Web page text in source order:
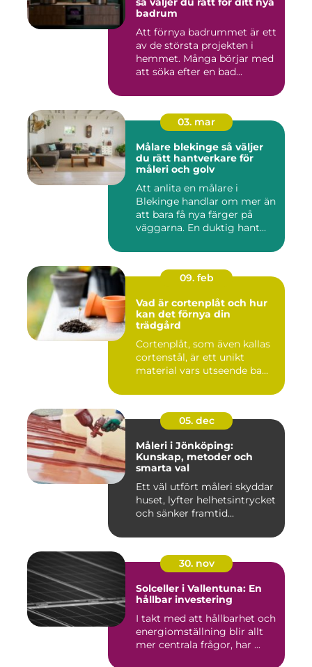
badrum
Att förnya badrummet är ett
av de största projekten i
hemmet. Många börjar med
att söka efter en bad...
03. mar
Målare blekinge så väljer
du rätt hantverkare för
måleri och golv
Att anlita en målare i
Blekinge handlar om mer än
att bara få nya färger på
väggarna. En duktig hant...
09. feb
Vad är cortenplåt och hur
kan det förnya din
trädgård
Cortenplåt, som även kallas
cortenstål, är ett unikt
material vars utseende ba...
05. dec
Måleri i Jönköping:
Kunskap, metoder och
smarta val
Ett väl utfört måleri skyddar
huset, lyfter helhetsintrycket
och sänker framtid...
30. nov
Solceller i Vallentuna: En
hållbar investering
I takt med att hållbarhet och
energiomställning blir allt
mer centrala frågor, har ...